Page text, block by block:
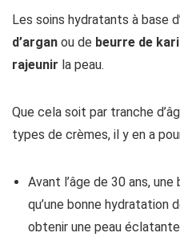
Les soins hydratants à base
d’argan ou de beurre de
rajeunir la peau.
Que cela soit par tranche
types de crèmes, il y en a
Avant l’âge de 30 ans,
qu’une bonne hydratation
obtenir une peau